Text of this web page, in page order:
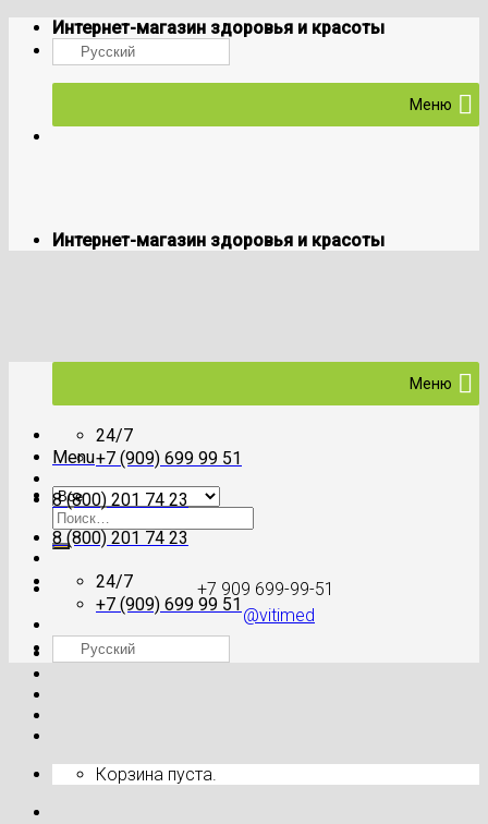
Skip
content
Интернет-магазин здоровья и красоты
Русский
Меню
Интернет-магазин здоровья и красоты
Menu
Искать:
+7 909 699-99-51
@vitimed
Где моя посылка?
Корзина пуста.
Меню
24/7
+7 (909) 699 99 51
8 (800) 201 74 23
8 (800) 201 74 23
24/7
+7 (909) 699 99 51
Русский